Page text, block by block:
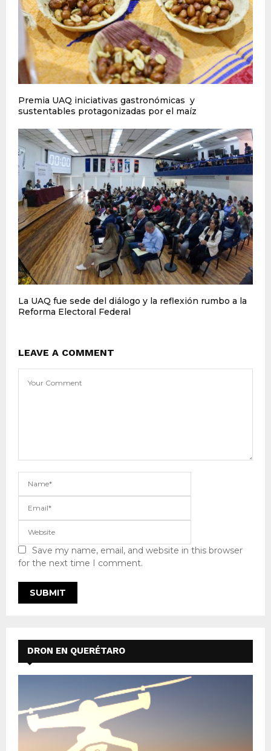
Premia UAQ iniciativas gastronómicas y
sustentables protagonizadas por el maíz
La UAQ fue sede del diálogo y la reflexión rumbo a la
Reforma Electoral Federal
LEAVE A COMMENT
Save my name, email, and website in this browser
for the next time I comment.
DRON EN QUERÉTARO